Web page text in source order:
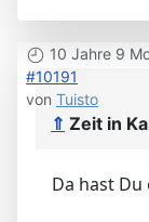
10 Jahre 9
#10191
von Tuisto
⇑ Zeit in
Da hast